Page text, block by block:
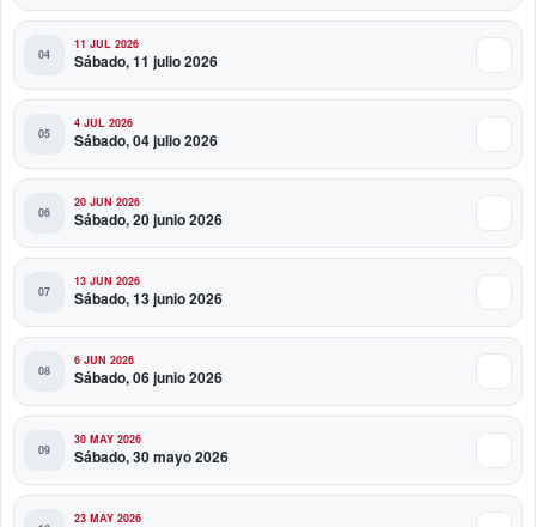
11 JUL 2026
Sábado, 11 julio 2026
4 JUL 2026
Sábado, 04 julio 2026
20 JUN 2026
Sábado, 20 junio 2026
13 JUN 2026
Sábado, 13 junio 2026
6 JUN 2026
Sábado, 06 junio 2026
30 MAY 2026
Sábado, 30 mayo 2026
23 MAY 2026